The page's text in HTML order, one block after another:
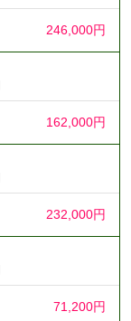
246,000円
162,000円
232,000円
71,200円